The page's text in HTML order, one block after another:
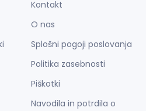
Kontakt
O nas
Splošni pogoji poslovanja
Politika zasebnosti
Piškotki
Navodila in potrdila o